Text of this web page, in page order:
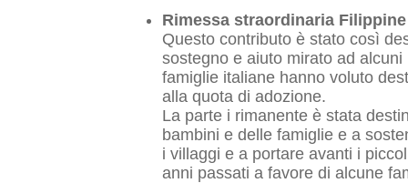
Rimessa straordinaria
Questo contributo è stato così
sostegno e aiuto mirato ad
famiglie italiane hanno voluto
alla quota di adozione.
La parte i rimanente è stata
bambini e delle famiglie e a
i villaggi e a portare avanti i
anni passati a favore di alcune